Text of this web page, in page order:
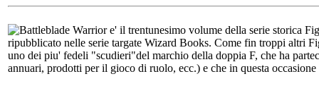
Battleblade Warrior e' il trentunesimo volume della serie storica
ripubblicato nelle serie targate Wizard Books. Come fin troppi altri
uno dei piu' fedeli "scudieri"del marchio della doppia F, che ha
annuari, prodotti per il gioco di ruolo, ecc.) e che in questa